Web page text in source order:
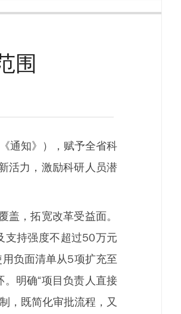
围
通知》），赋予全省科
活力，激励科研人员潜
，拓宽改革受益面。
支持强度不超过50万元
负面清单从5项扩充至
明确“项目负责人直接
，既简化审批流程，又